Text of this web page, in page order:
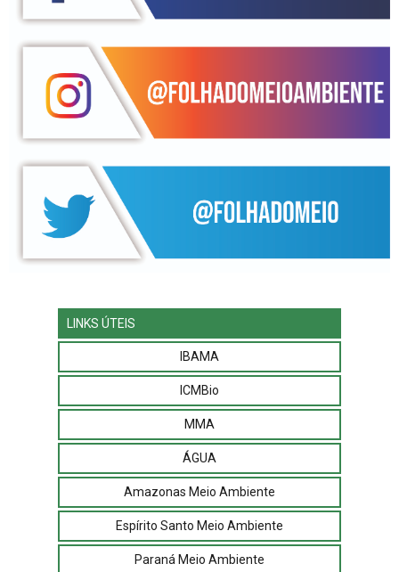
LINKS ÚTEIS
IBAMA
ICMBio
MMA
ÁGUA
Amazonas Meio Ambiente
Espírito Santo Meio Ambiente
Paraná Meio Ambiente